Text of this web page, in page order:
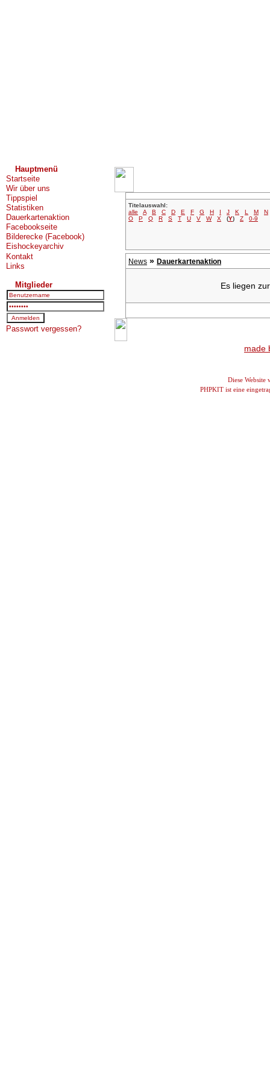
Hauptmenü
Startseite
Wir über uns
Tippspiel
Statistiken
Dauerkartenaktion
Facebookseite
Bilderecke (Facebook)
Eishockeyarchiv
Kontakt
Links
Mitglieder
Passwort vergessen?
Titelauswahl:
alle
A B C D E F G H I J K L M
N
O
P Q R S T U V W X (Y) Z 0-9
News » Dauerkartenaktion
Es liegen
made
Diese Website
PHPKIT ist eine